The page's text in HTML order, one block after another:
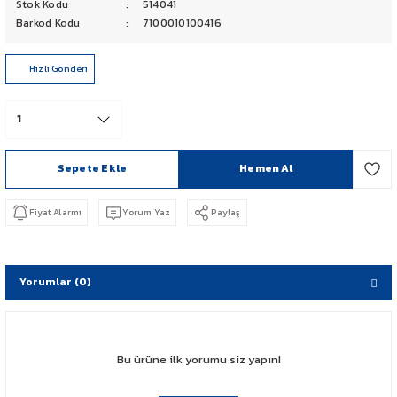
PCX 125-150
CB 125 F
NX 500
Stok Kodu
514041
Barkod Kodu
7100010100416
Hızlı Gönderi
Sepete Ekle Hemen Al
Fiyat Alarmı Yorum Yaz Paylaş
Yorumlar (0)
Bu ürüne ilk yorumu siz yapın!